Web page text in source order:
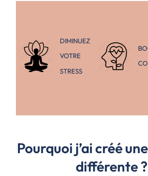
DIMINUEZ
VOTRE
STRESS
Pourquoi j’ai créé
différente ?